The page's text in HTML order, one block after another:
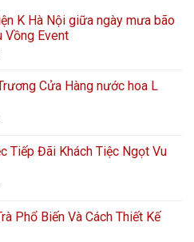
K Hà Nội giữa ngày mưa bão
Vồng Event
Cửa Hàng nước hoa L
Tiếp Đãi Khách Tiệc Ngọt Vu
Phổ Biến Và Cách Thiết Kế